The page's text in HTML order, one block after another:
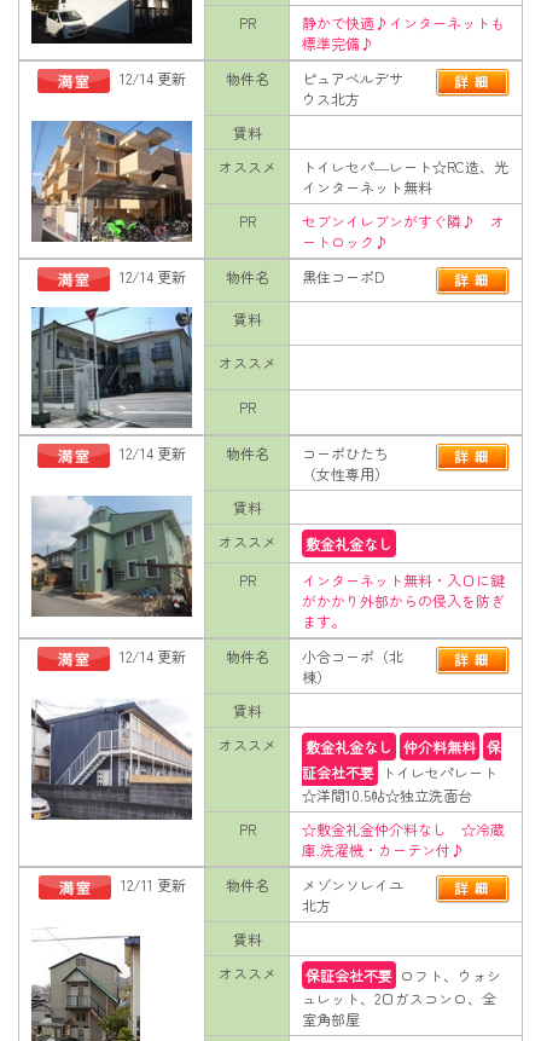
PR
静かで快適♪インターネットも
標準完備♪
12/14 更新
物件名
ピュアベルデサ
ウス北方
賃料
オススメ
トイレセパ―レート☆RC造、光
インターネット無料
PR
セブンイレブンがすぐ隣♪ オ
ートロック♪
12/14 更新
物件名 黒住コーポD
賃料
オススメ
PR
12/14 更新 物件名
コーポひたち
（女性専用）
賃料
オススメ
敷金礼金なし
PR
インターネット無料・入口に鍵
がかかり外部からの侵入を防ぎ
ます。
12/14 更新
物件名
小合コーポ（北
棟）
賃料
オススメ
敷金礼金なし 仲介料無料 保
証会社不要
トイレセパレート
☆洋間10.5帖☆独立洗面台
PR
☆敷金礼金仲介料なし ☆冷蔵
庫.洗濯機・カーテン付♪
12/11 更新
物件名
メゾンソレイユ
北方
賃料
オススメ
保証会社不要 ロフト、ウォシ
ュレット、2口ガスコンロ、全
室角部屋